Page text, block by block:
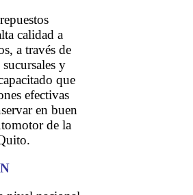
calidad a
a través de
y
que
efectivas
en buen
de la